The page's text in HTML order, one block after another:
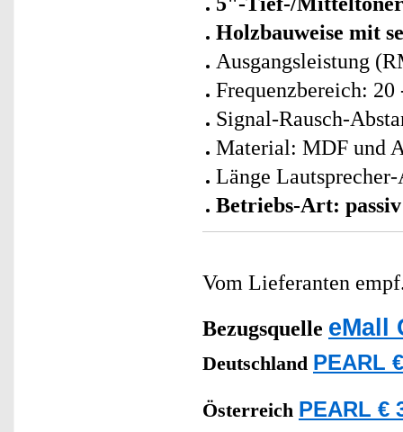
Holzbauweise mit
Ausgangsleistung
Frequenzbereich: 20
Signal-Rausch-
Material: MDF und
Länge
Betriebs-Art: passiv
Vom Lieferanten
Bezugsquelle eMall
Deutschland PEARL
Österreich PEARL €